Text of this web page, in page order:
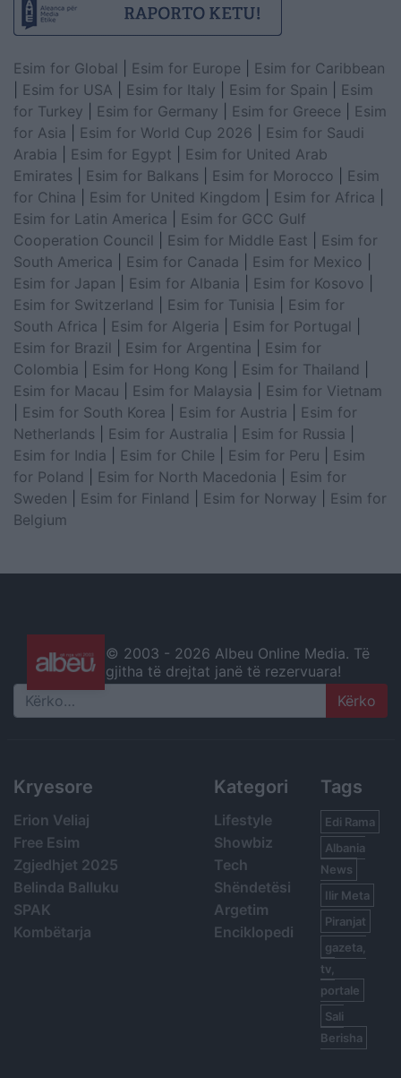
Esim for Global Esim for Europe
Esim for Caribbean
Esim for USA Esim for Italy Esim for Spain
Esim
for Turkey
Esim for Germany Esim for Greece
Esim
for Asia
Esim for World Cup 2026
Esim for Saudi
Arabia
Esim for Egypt
Esim for United Arab
Emirates
Esim for Balkans Esim for Morocco
Esim
for China
Esim for United Kingdom Esim for Africa
Esim for Latin America
Esim for GCC Gulf
Cooperation Council
Esim for Middle East
Esim for
South America
Esim for Canada Esim for Mexico
Esim for Japan
Esim for Albania Esim for Kosovo
Esim for Switzerland
Esim for Tunisia
Esim for
South Africa
Esim for Algeria Esim for Portugal
Esim for Brazil
Esim for Argentina
Esim for
Colombia
Esim for Hong Kong Esim for Thailand
Esim for Macau
Esim for Malaysia
Esim for Vietnam
Esim for South Korea Esim for Austria
Esim for
Netherlands
Esim for Australia Esim for Russia
Esim for India
Esim for Chile Esim for Peru
Esim
for Poland
Esim for North Macedonia
Esim for
Sweden
Esim for Finland Esim for Norway
Esim for
Belgium
© 2003 - 2026 Albeu Online Media. Të
gjitha të drejtat janë të rezervuara!
Search
Kryesore
Erion Veliaj
Free Esim
Zgjedhjet 2025
Belinda Balluku
SPAK
Kombëtarja
Kategori
Lifestyle
Showbiz
Tech
Shëndetësi
Argetim
Enciklopedi
Tags
Edi Rama
Albania
News
Ilir Meta
Piranjat
gazeta,
tv,
portale
Sali
Berisha